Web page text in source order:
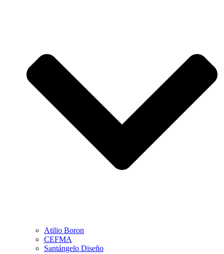
Atilio Boron
CEFMA
Santángelo Diseño